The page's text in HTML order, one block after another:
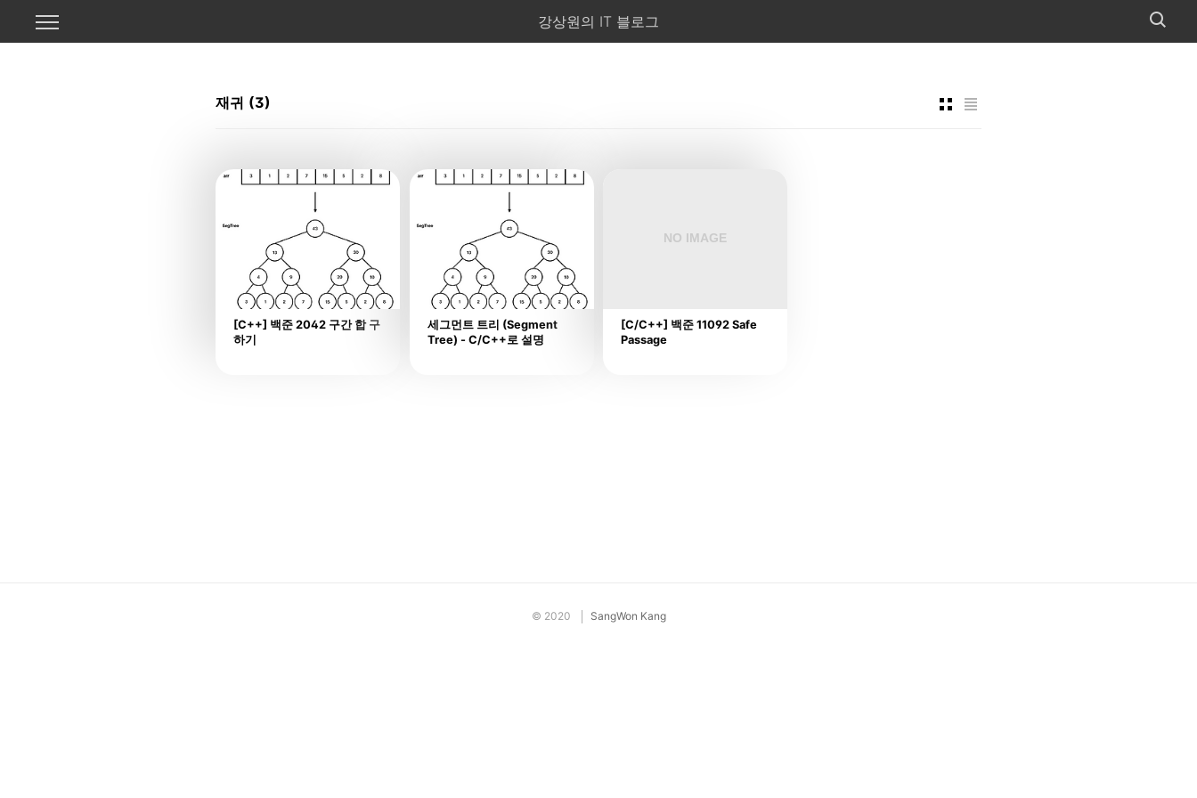
강상원의 IT 블로그
재귀 (3)
[C++] 백준 2042 구간 합 구
하기
세그먼트 트리 (Segment
Tree) - C/C++로 설명
[C/C++] 백준 11092 Safe
Passage
© 2020 SangWon Kang